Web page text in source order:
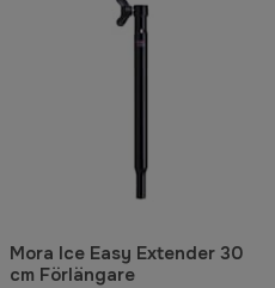
Mora Ice Easy Extender 30
cm Förlängare